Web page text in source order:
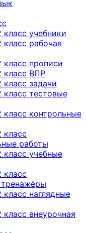
учебники
рабочая
прописи
класс ВПР
задачи
класс тестовые
контрольные
класс
работы
учебные
класс
наглядные
внеурочная